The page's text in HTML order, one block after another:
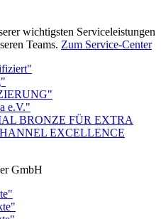
wichtigsten Serviceleistungen
Teams. Zum Service-Center
GmbH